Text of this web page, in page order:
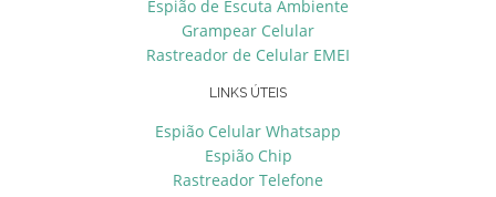
Espião de Escuta Ambiente
Grampear Celular
Rastreador de Celular EMEI
LINKS ÚTEIS
Espião Celular Whatsapp
Espião Chip
Rastreador Telefone